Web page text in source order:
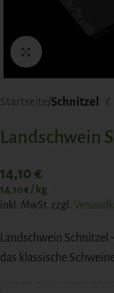
Click to enlarge
Startseite Schnitzel
Landschwein
14,10 €
14,10€ / kg
inkl. MwSt. zzgl.
Landschwein
das klassische